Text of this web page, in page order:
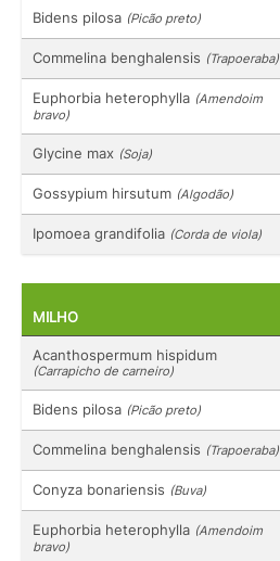
Bidens pilosa (Picão preto)
Commelina benghalensis (Trapoeraba)
Euphorbia heterophylla (Amendoim
bravo)
Glycine max (Soja)
Gossypium hirsutum (Algodão)
Ipomoea grandifolia (Corda de viola)
MILHO
Acanthospermum hispidum
(Carrapicho de carneiro)
Bidens pilosa (Picão preto)
Commelina benghalensis (Trapoeraba)
Conyza bonariensis (Buva)
Euphorbia heterophylla (Amendoim
bravo)